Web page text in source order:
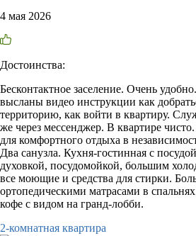
4 мая 2026
Достоинства:
Бесконтактное заселение. Очень
высланы видео инструкции как
территорию, как войти в квартиру.
же через мессенджер. В квартире
для комфортного отдыха в
Два санузла. Кухня-гостинная с
духовкой, посудомойкой, большим
все моющие и средства для стирки.
ортопедическими матрасами в
кофе с видом на гранд-лобби.
2-комнатная квартира